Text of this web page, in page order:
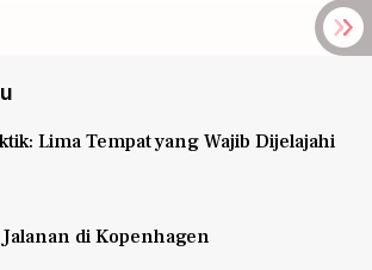
Lima Tempat yang Wajib Dijelajahi
di Kopenhagen